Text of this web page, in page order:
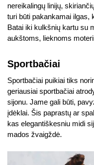
nereikalingų linijų,
turi būti pakankamai ilgas,
Batai iki kulkšnių kartu su
aukštoms, lieknoms
Sportbačiai
Sportbačiai puikiai tiks
geriausiai sportbačiai
sijonu. Jame gali būti,
įdėklai. Šis paprastų ar
kas elegantiškesniu midi
mados žvaigždė.